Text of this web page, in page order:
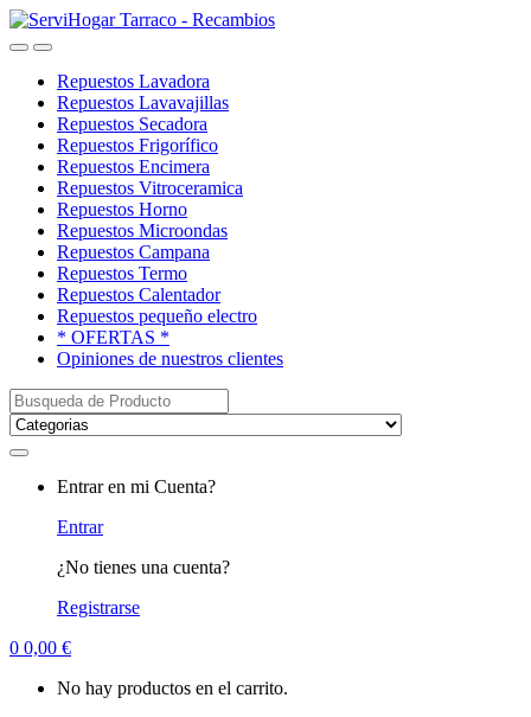
Saltar
a
saltar
al
OpenClose
Repuestos Lavadora
Repuestos Lavavajillas
Repuestos Secadora
Repuestos Frigorífico
Repuestos Encimera
Repuestos Vitroceramica
Repuestos Horno
Repuestos Microondas
Repuestos Campana
Repuestos Termo
Repuestos Calentador
Repuestos pequeño electro
* OFERTAS *
Opiniones de nuestros clientes
Buscar:
Entrar en mi Cuenta?
Entrar
¿No tienes una cuenta?
Registrarse
0 0,00 €
No hay productos en el carrito.